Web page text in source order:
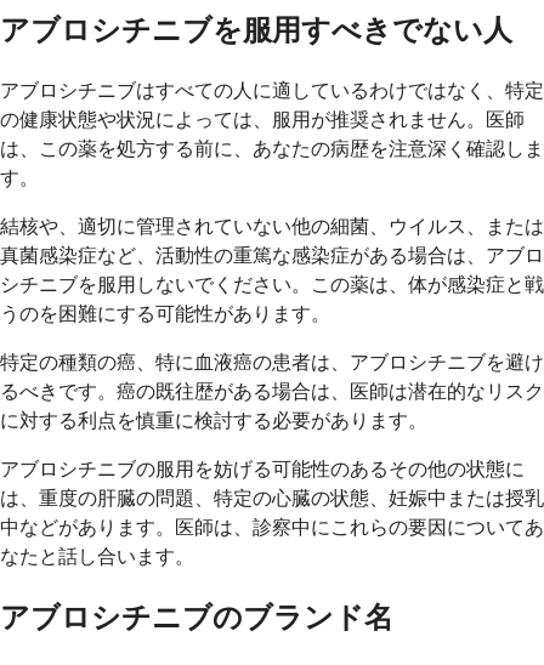
アブロシチニブを服用すべきでない人
アブロシチニブはすべての人に適しているわけではなく、特定
の健康状態や状況によっては、服用が推奨されません。医師
は、この薬を処方する前に、あなたの病歴を注意深く確認しま
す。
結核や、適切に管理されていない他の細菌、ウイルス、または
真菌感染症など、活動性の重篤な感染症がある場合は、アブロ
シチニブを服用しないでください。この薬は、体が感染症と戦
うのを困難にする可能性があります。
特定の種類の癌、特に血液癌の患者は、アブロシチニブを避け
るべきです。癌の既往歴がある場合は、医師は潜在的なリスク
に対する利点を慎重に検討する必要があります。
アブロシチニブの服用を妨げる可能性のあるその他の状態に
は、重度の肝臓の問題、特定の心臓の状態、妊娠中または授乳
中などがあります。医師は、診察中にこれらの要因についてあ
なたと話し合います。
アブロシチニブのブランド名